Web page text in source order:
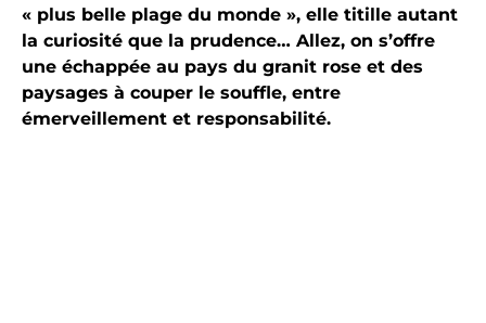
« plus belle plage du monde », elle titille autant
la curiosité que la prudence… Allez, on s’offre
une échappée au pays du granit rose et des
paysages à couper le souffle, entre
émerveillement et responsabilité.